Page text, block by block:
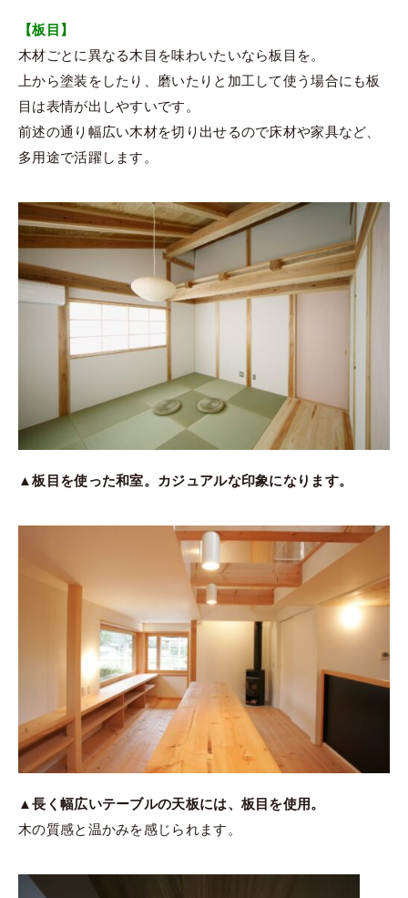
【板目】
木材ごとに異なる木目を味わいたいなら板目を。
上から塗装をしたり、磨いたりと加工して使う場合にも板
目は表情が出しやすいです。
前述の通り幅広い木材を切り出せるので床材や家具など、
多用途で活躍します。
▲板目を使った和室。カジュアルな印象になります。
▲長く幅広いテーブルの天板には、板目を使用。
木の質感と温かみを感じられます。